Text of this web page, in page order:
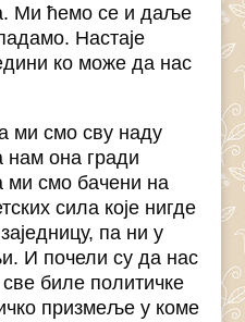
Ми ћемо се и даље
Настаје
ко може да нас
ми смо сву наду
нам она гради
ми смо бачени на
сила које нигде
па ни у
И почели су да нас
биле политичке
призмеље у коме